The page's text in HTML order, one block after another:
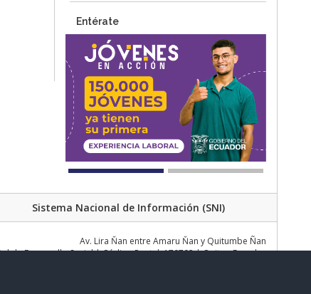
Entérate
Sistema Nacional de Información (SNI)
Av. Lira Ňan entre Amaru Ňan y Quitumbe Ñan
de Desarrollo Social | Código Postal: 170702 | Quito - Ecuador